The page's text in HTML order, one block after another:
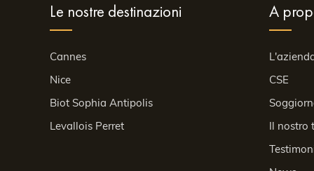
Le nostre destinazioni
Cannes
Nice
Biot Sophia Antipolis
Levallois Perret
A
CSE
Il nostro